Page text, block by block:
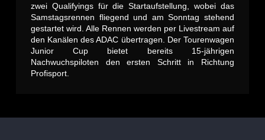
zwei Qualifyings für die Startaufstellung, wobei das
Samstagsrennen fliegend und am Sonntag stehend
gestartet wird. Alle Rennen werden per Livestream auf
den Kanälen des ADAC übertragen. Der Tourenwagen
Junior Cup bietet bereits 15-jährigen
Nachwuchspiloten den ersten Schritt in Richtung
Profisport.